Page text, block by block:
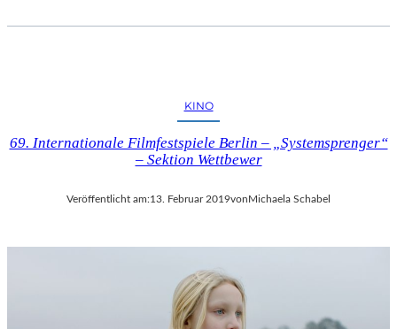
KINO
69. Internationale Filmfestspiele Berlin – „Systemsprenger“
– Sektion Wettbewer
Veröffentlicht am:13. Februar 2019vonMichaela Schabel